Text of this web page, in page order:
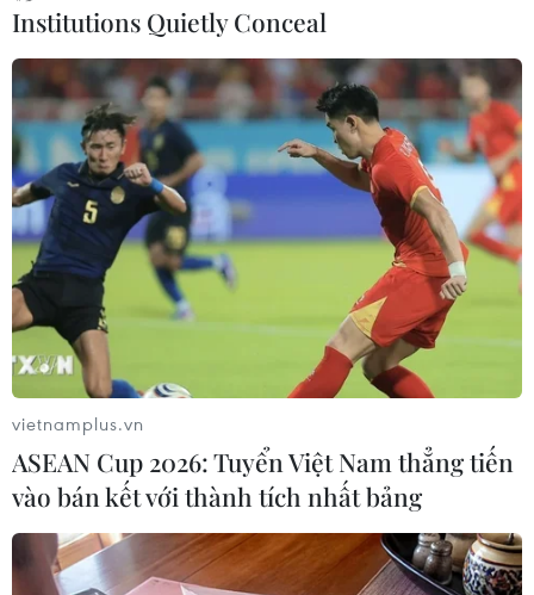
#Hỏa hoạn #Tị nạn #Đảo Lesvos
#Thị trưởng
#Biển đỏ
Arập Xêút
Theo dõi VietnamPlus
TIN LIÊN QUAN
Institutions Quietly Conceal
vietnamplus.vn
ASEAN Cup 2026: Tuyển Việt Nam thẳng tiến
vào bán kết với thành tích nhất bảng